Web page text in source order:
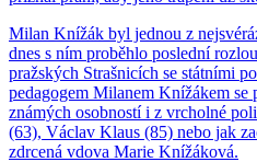
Milan Knížák byl jednou z
dnes s ním proběhlo poslední
pražských Strašnicích se státními
pedagogem Milanem Knížákem se
známých osobností i z vrcholné
(63), Václav Klaus (85) nebo jak
zdrcená vdova Marie Knížáková.